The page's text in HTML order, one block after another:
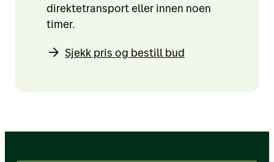
direktetransport eller innen noen
timer.
Sjekk pris og bestill bud